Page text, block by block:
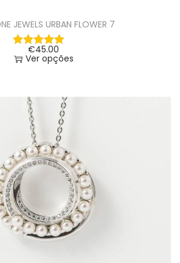
JEWELS URBAN FLOWER 7
€45.00
Ver opções